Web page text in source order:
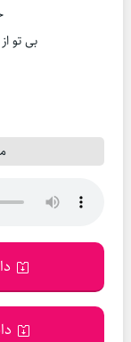
بی تو